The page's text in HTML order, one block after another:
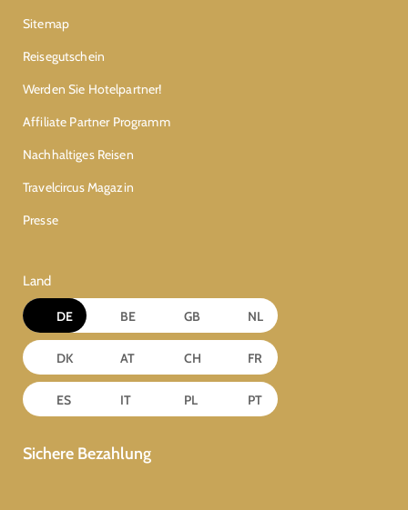
Sitemap
Reisegutschein
Werden Sie Hotelpartner!
Affiliate Partner Programm
Nachhaltiges Reisen
Travelcircus Magazin
Presse
Land
DE BE GB NL
DK AT CH FR
ES IT PL PT
Sichere Bezahlung